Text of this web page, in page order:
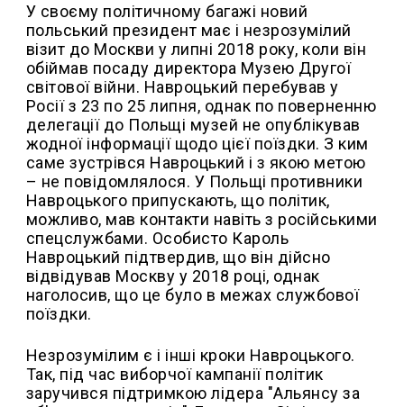
У своєму політичному багажі новий
польський президент має і незрозумілий
візит до Москви у липні 2018 року, коли він
обіймав посаду директора Музею Другої
світової війни. Навроцький перебував у
Росії з 23 по 25 липня, однак по поверненню
делегації до Польщі музей не опублікував
жодної інформації щодо цієї поїздки. З ким
саме зустрівся Навроцький і з якою метою
– не повідомлялося. У Польщі противники
Навроцького припускають, що політик,
можливо, мав контакти навіть з російськими
спецслужбами. Особисто Кароль
Навроцький підтвердив, що він дійсно
відвідував Москву у 2018 році, однак
наголосив, що це було в межах службової
поїздки.
Незрозумілим є і інші кроки Навроцького.
Так, під час виборчої кампанії політик
заручився підтримкою лідера "Альянсу за